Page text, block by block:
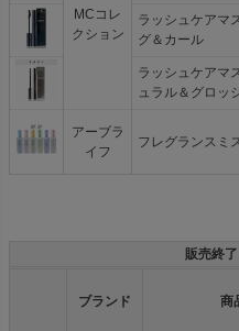
MCコレ
クション
ラッシュケアマ
グ＆カール
ラッシュケアマ
ュラル＆グロッ
アーブラ
イフ
フレグランスミ
販売終
ブランド 商